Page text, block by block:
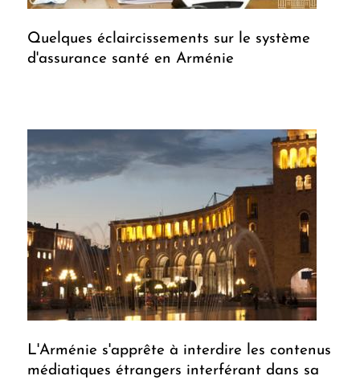
Quelques éclaircissements sur le système
d'assurance santé en Arménie
L'Arménie s'apprête à interdire les contenus
médiatiques étrangers interférant dans sa